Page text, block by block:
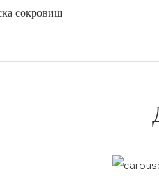
сокровищ